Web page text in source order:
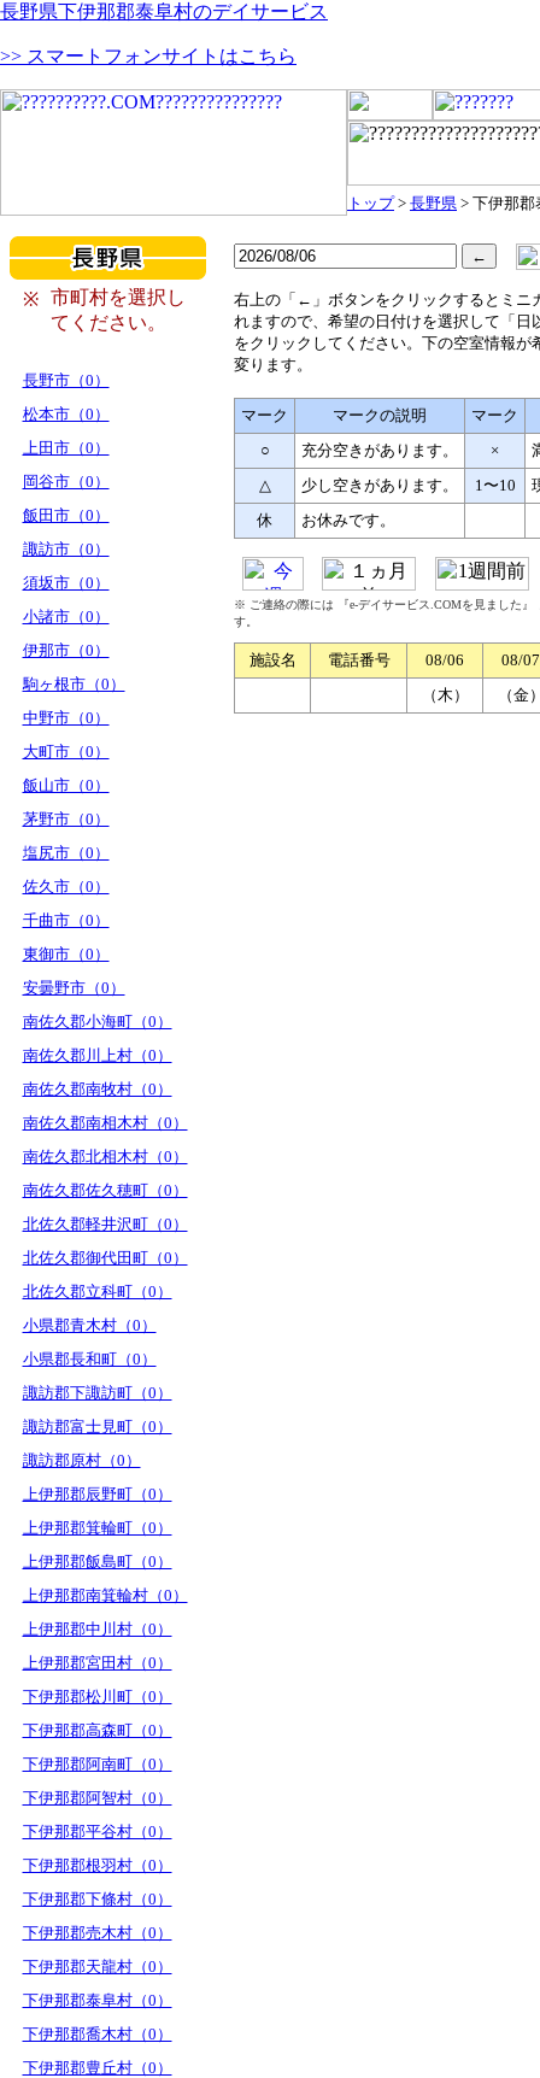
長野県下伊那郡泰阜村のデイサービス
>> スマートフォンサイトはこちら
トップ> 長野県 > 下伊那郡
※
市町村を選択し
てください。
長野市（0）
松本市（0）
上田市（0）
岡谷市（0）
飯田市（0）
諏訪市（0）
須坂市（0）
小諸市（0）
伊那市（0）
駒ヶ根市（0）
中野市（0）
大町市（0）
飯山市（0）
茅野市（0）
塩尻市（0）
佐久市（0）
千曲市（0）
東御市（0）
安曇野市（0）
南佐久郡小海町（0）
南佐久郡川上村（0）
南佐久郡南牧村（0）
南佐久郡南相木村（0）
南佐久郡北相木村（0）
南佐久郡佐久穂町（0）
北佐久郡軽井沢町（0）
北佐久郡御代田町（0）
北佐久郡立科町（0）
小県郡青木村（0）
小県郡長和町（0）
諏訪郡下諏訪町（0）
諏訪郡富士見町（0）
諏訪郡原村（0）
上伊那郡辰野町（0）
上伊那郡箕輪町（0）
上伊那郡飯島町（0）
上伊那郡南箕輪村（0）
上伊那郡中川村（0）
上伊那郡宮田村（0）
下伊那郡松川町（0）
下伊那郡高森町（0）
下伊那郡阿南町（0）
下伊那郡阿智村（0）
下伊那郡平谷村（0）
下伊那郡根羽村（0）
下伊那郡下條村（0）
下伊那郡売木村（0）
下伊那郡天龍村（0）
下伊那郡泰阜村（0）
下伊那郡喬木村（0）
下伊那郡豊丘村（0）
右上の「←」ボタンをクリックするとミニ
れますので、希望の日付けを選択して「日
をクリックしてください。下の空室情報が
変ります。
マーク マークの説明
マーク
○
充分空きがあります。 ×
△
少し空きがあります。 1〜10
休
お休みです。
※ ご連絡の際には 『e-デイサービス.COMを見ました
す。
施設名 電話番号 08/06
08/07
（木）
（金